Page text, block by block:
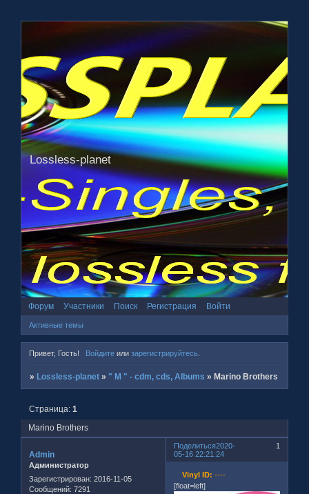
Lossless-planet
Форум Участники Поиск Регистрация Войти
Активные темы
Привет, Гость! Войдитеили зарегистрируйтесь.
» Lossless-planet » " M " - cdm, cds, Albums » Marino Brothers
Marino Brothers
Страница:1
Поделиться 1
2020-
05-16 22:21:24
Admin
Администратор
Зарегистрирован: 2016-11-05
Сообщений: 7291
Vinyl ID: ----
[float=left]